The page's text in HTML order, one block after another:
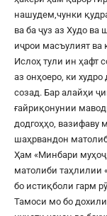
нашудем,чунки
ва ба ҷуз аз Худо
иҷрои масъулият ва
Ислоҳ тули ин ҳафт
аз онҳоеро, ки
созад. Бар алайҳи
ғайриқонунии
додгоҳҳо, вазифаву
шаҳрвандон
Ҳам «Минбари
матолиби таҳлилии
бо истиқболи гарм
Тамоси мо бо